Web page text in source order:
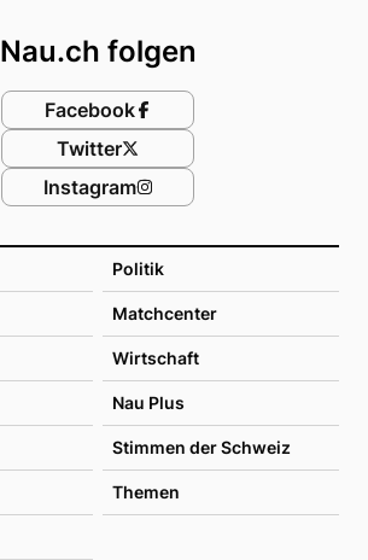
Politik
Matchcenter
Wirtschaft
Nau Plus
Stimmen der Schweiz
Themen
Nau.ch folgen
Facebook
Twitter
Instagram